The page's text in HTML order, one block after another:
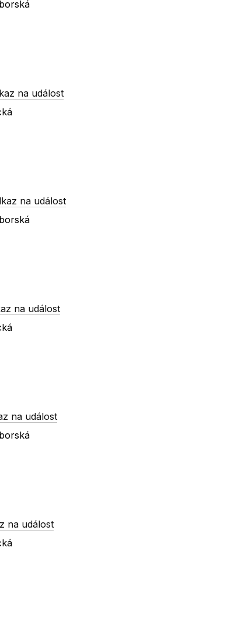
na událost
na událost
na událost
na událost
na událost